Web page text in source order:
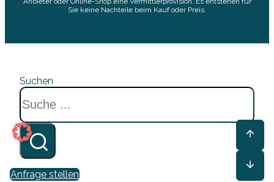
Sie keine Nachteile beim Kauf oder Preis.
Anfrage stellen
Suchen